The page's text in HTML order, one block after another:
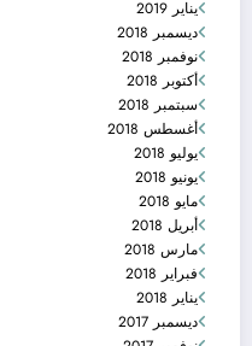
يناير 2019
ديسمبر 2018
نوفمبر 2018
أكتوبر 2018
سبتمبر 2018
أغسطس 2018
يوليو 2018
يونيو 2018
مايو 2018
أبريل 2018
مارس 2018
فبراير 2018
يناير 2018
ديسمبر 2017